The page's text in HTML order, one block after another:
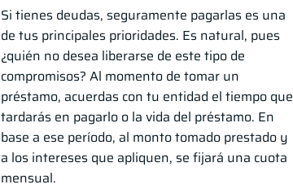
Si tienes deudas, seguramente pagarlas es una
de tus principales prioridades. Es natural, pues
¿quién no desea liberarse de este tipo de
compromisos? Al momento de tomar un
préstamo, acuerdas con tu entidad el tiempo que
tardarás en pagarlo o la vida del préstamo. En
base a ese período, al monto tomado prestado y
a los intereses que apliquen, se fijará una cuota
mensual.